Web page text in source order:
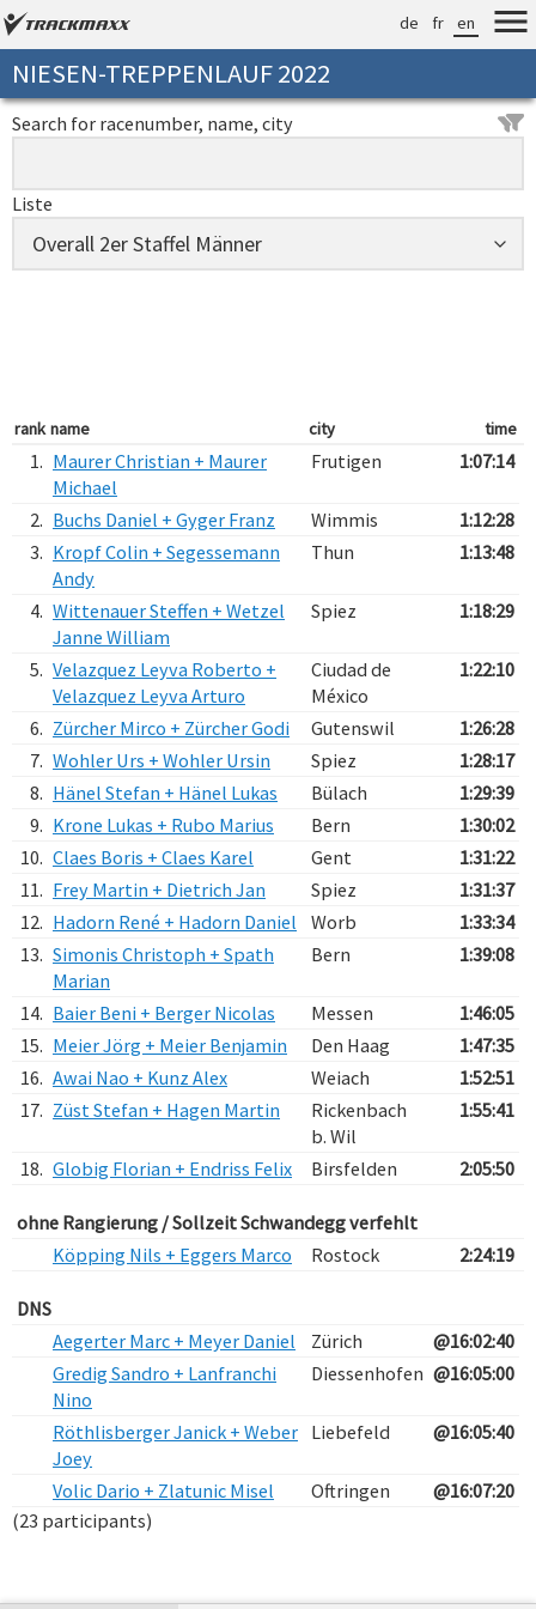
de fr en
NIESEN-TREPPENLAUF 2022
Search for racenumber, name, city
Liste
rank name city time
1. Maurer Christian + Maurer
Michael
Frutigen 1:07:14
2. Buchs Daniel + Gyger Franz Wimmis
1:12:28
3. Kropf Colin + Segessemann
Andy
Thun 1:13:48
4. Wittenauer Steffen + Wetzel
Janne William
Spiez 1:18:29
5. Velazquez Leyva Roberto +
Velazquez Leyva Arturo
Ciudad de
México
1:22:10
6. Zürcher Mirco + Zürcher Godi Gutenswil
1:26:28
7. Wohler Urs + Wohler Ursin Spiez
1:28:17
8. Hänel Stefan + Hänel Lukas Bülach
1:29:39
9. Krone Lukas + Rubo Marius Bern
1:30:02
10. Claes Boris + Claes Karel Gent
1:31:22
11. Frey Martin + Dietrich Jan Spiez
1:31:37
12. Hadorn René + Hadorn Daniel Worb
1:33:34
13. Simonis Christoph + Spath
Marian
Bern 1:39:08
14. Baier Beni + Berger Nicolas Messen
1:46:05
15. Meier Jörg + Meier Benjamin Den Haag
1:47:35
16. Awai Nao + Kunz Alex Weiach
1:52:51
17. Züst Stefan + Hagen Martin
Rickenbach
b. Wil
1:55:41
18. Globig Florian + Endriss Felix Birsfelden 2:05:50
ohne Rangierung / Sollzeit Schwandegg verfehlt
Köpping Nils + Eggers Marco
Rostock 2:24:19
DNS
Aegerter Marc + Meyer Daniel
Zürich
@16:02:40
Gredig Sandro + Lanfranchi
Nino
Diessenhofen @16:05:00
Röthlisberger Janick + Weber
Joey
Liebefeld @16:05:40
Volic Dario + Zlatunic Misel Oftringen
@16:07:20
(23 participants)